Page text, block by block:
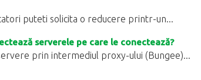
puteti solicita o reducere printr-un...
serverele pe care le conectează?
prin intermediul proxy-ului (Bungee)...